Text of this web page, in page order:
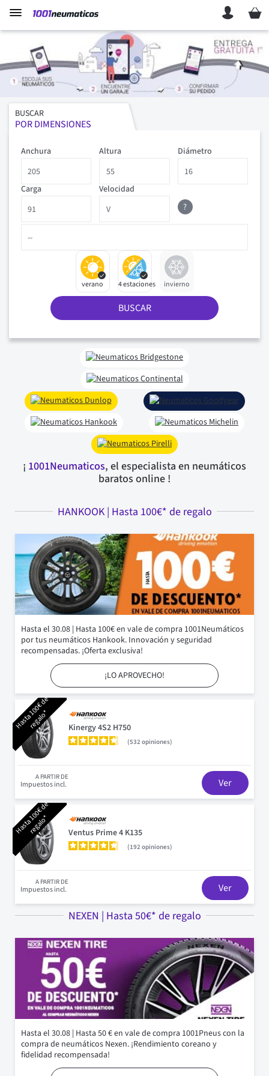
Mi
BUSCAR
POR DIMENSIONES
Diámetro
Altura
Carga
?
verano 4 estaciones invierno
Velocidad
Anchura
BUSCAR
¡ 1001Neumaticos, el especialista en neumáticos
baratos online !
HANKOOK | Hasta 100€* de regalo
Hasta el 30.08 | Hasta 100€ en vale de compra 1001Neumáticos
por tus neumáticos Hankook. Innovación y seguridad
recompensadas. ¡Oferta exclusiva!
¡LO APROVECHO!
H
a
s
t
a
1
0
0
€
d
e
r
e
g
a
l
o
* Kinergy 4S2 H750
532 opiniones
A PARTIR DE
Impuestos incl. Ver
H
a
s
t
a
1
0
0
€
d
e
r
e
g
a
l
o
* Ventus Prime 4 K135
192 opiniones
A PARTIR DE
Impuestos incl. Ver
NEXEN | Hasta 50€* de regalo
Hasta el 30.08 | Hasta 50 € en vale de compra 1001Pneus con la
compra de neumáticos Nexen. ¡Rendimiento coreano y
fidelidad recompensada!